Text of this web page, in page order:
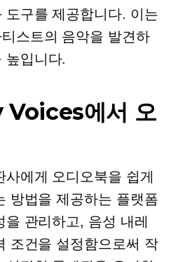
도구를 제공합니다. 이는
스트의 음악을 발견하
높입니다.
에서 오
사에게 오디오북을 쉽게
방법을 제공하는 플랫폼
관리하고, 음성 내레
조건을 설정함으로써 작